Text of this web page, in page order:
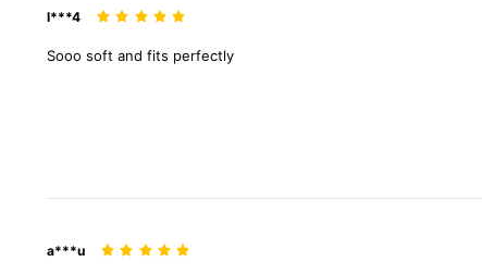
l***4
Sooo soft and fits perfectly
a***u